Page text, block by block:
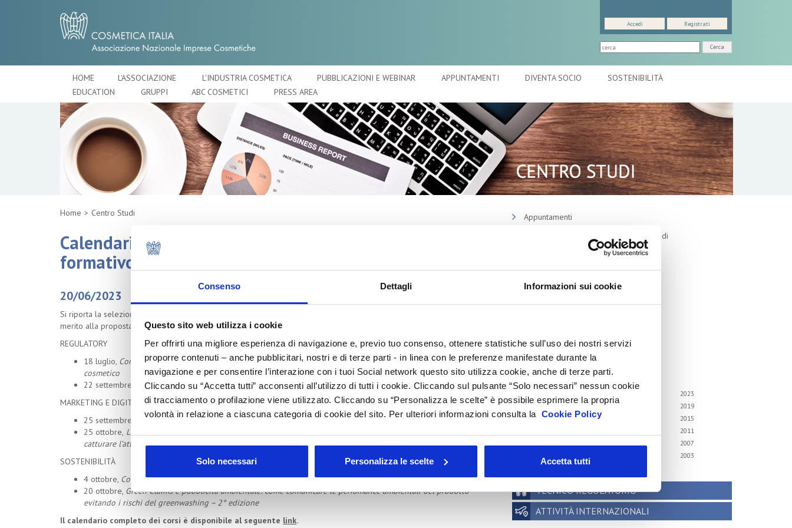
Consenso Dettagli Informazioni sui cookie
Questo sito web utilizza i cookie
Per offrirti una migliore esperienza di navigazione e, previo tuo consenso, ottenere statistiche sull’uso dei nostri servizi
proporre contenuti – anche pubblicitari, nostri e di terze parti - in linea con le preferenze manifestate durante la
navigazione e per consentire l’interazione con i tuoi Social network questo sito utilizza cookie, anche di terze parti.
Cliccando su “Accetta tutti” acconsenti all’utilizzo di tutti i cookie. Cliccando sul pulsante “Solo necessari” nessun cookie
di tracciamento o profilazione viene utilizzato. Cliccando su “Personalizza le scelte” è possibile esprimere la propria
volontà in relazione a ciascuna categoria di cookie del sito. Per ulteriori informazioni consulta la Cookie Policy
Solo necessari Personalizza le scelte Accetta tutti
Cerca
Accedi Registrati
HOME L'ASSOCIAZIONE L'INDUSTRIA COSMETICA PUBBLICAZIONI E WEBINAR APPUNTAMENTI DIVENTA SOCIO
SOSTENIBILITÀ
EDUCATION
GRUPPI ABC COSMETICI PRESS AREA
Home Centro Studi
Calendario corsi di Cosmetica Italia Servizi: il piano
formativo di interesse al Gruppo
20/06/2023
Si riporta la selezione dei corsi associati alle aree di maggior interesse per il Gruppo, con l’obiettivo di sensibilizzare in
merito alla proposta formativa dell’Associazione.
REGULATORY
18 luglio, Compatibilità del packaging con il prodotto cosmetico: l’analisi del rischio per la validazione di un
cosmetico
22 settembre,
Stabilità e compatibilità nella valutazione di sicurezza dei prodotti cosmetici
MARKETING E DIGITAL ECONOMY
25 settembre,
Nuovi consumi, nuovi consumatori: le sfide di domani per le aziende cosmetiche
25 ottobre, Laboratorio Digital Storytelling: tecniche di pensiero creativo per una storytelling che sappia
catturare l’attenzione
SOSTENIBILITÀ
4 ottobre, Comunicare la sostenibilità: integrare i temi strategici nel marketing e digitale B2C – 2° edizione
20 ottobre, Green Claims e pubblicità ambientale: come comunicare le perfomance ambientali del prodotto
evitando i rischi del greenwashing – 2° edizione
Il calendario completo dei corsi è disponibile al seguente link.
Appuntamenti
Outlook: il nuovo report del Centro Studi
Contesto macroeconomico
Scenari internazionali
Consumer trends
Archivio
Tutti gli anni
2023
2019
2018
2017
2015
2011
2007
2003
TECNICO REGOLATORIO
ATTIVITÀ INTERNAZIONALI